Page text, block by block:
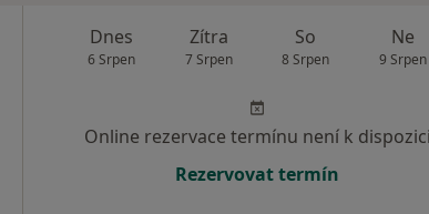
Dnes
6 Srpen
Zítra
7 Srpen
So
8 Srpen
Ne
9 Srpen
Online rezervace termínu není k dispozici
Rezervovat termín